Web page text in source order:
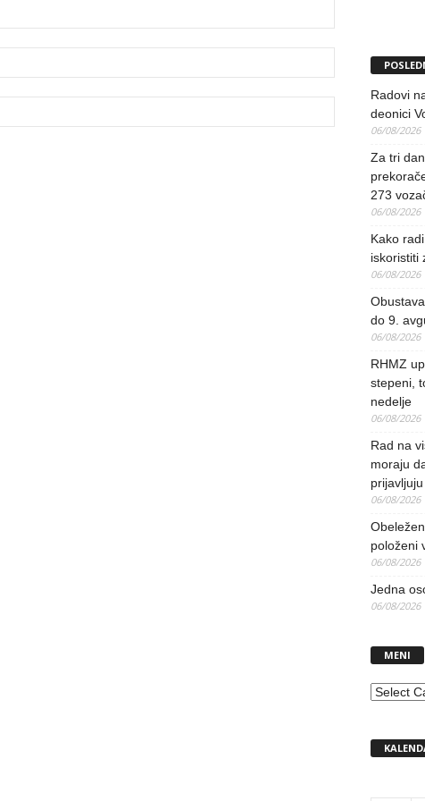
Radovi
deonici
06/08/2026
Za tri
273
06/08/2026
Kako
iskoristiti
06/08/2026
do 9.
06/08/2026
RHMZ
stepeni,
nedelje
06/08/2026
Rad na
moraju
06/08/2026
položeni
06/08/2026
Jedna
06/08/2026
MENI
MENI